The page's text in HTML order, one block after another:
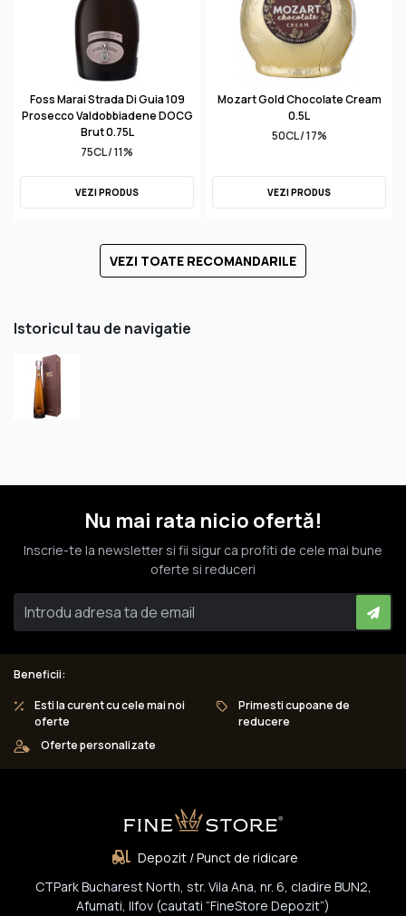
Foss Marai Strada Di Guia 109
Prosecco Valdobbiadene DOCG
Brut 0.75L
75CL / 11%
VEZI PRODUS
Mozart Gold Chocolate Cream
0.5L
50CL / 17%
VEZI PRODUS
VEZI TOATE RECOMANDARILE
Istoricul tau de navigatie
Nu mai rata nicio ofertă!
Inscrie-te la newsletter si fii sigur ca profiti de cele mai bune
oferte si reduceri
Beneficii:
Esti la curent cu cele mai noi
oferte
Primesti cupoane de
reducere
Oferte personalizate
Depozit / Punct de ridicare
CTPark Bucharest North, str. Vila Ana, nr. 6, cladire BUN2,
Afumati, Ilfov (cautati “FineStore Depozit”)